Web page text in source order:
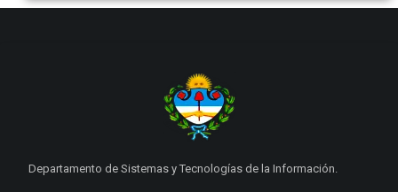
Departamento de Sistemas y Tecnologías de la Información.